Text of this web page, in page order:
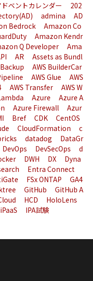
ベントカレンダー
202
admina
AD
Bedrock
Amazon Co
Amazon Kendr
Q Developer
Ama
AR
Assets as Bundl
AWS BuilderCar
AWS Glue
AWS
AWS Transfer
AWS W
Azure
Azure A
Azure Firewall
Azur
Bref CDK
CentOS
CloudFormation
c
datadog
DataGr
DevOps DevSecOps
d
DWH DX
Dyna
Entra Connect
FSx ONTAP
GA4
GitHub
GitHub A
HCD
HoloLens
iPaaS IPA試験